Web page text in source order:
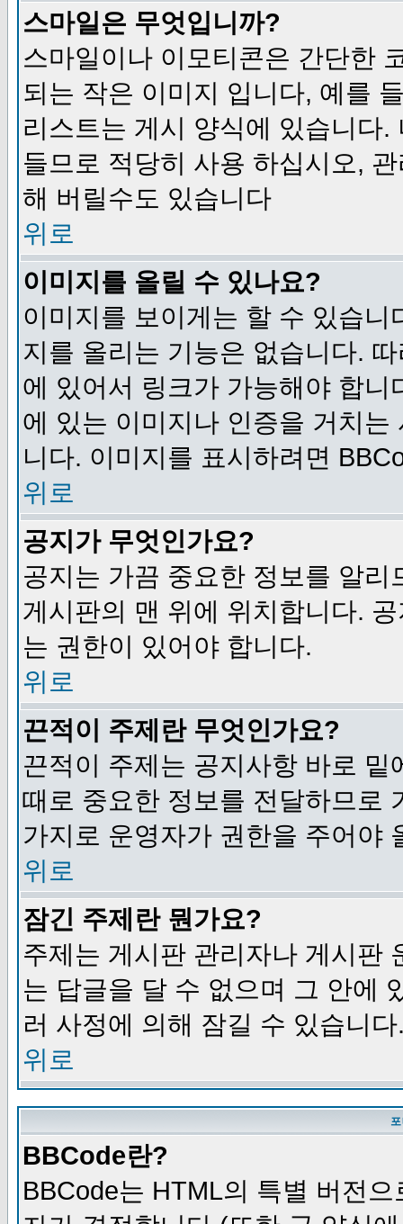
스마일은 무엇입니까?
스마일이나 이모티콘은 간단한
되는 작은 이미지 입니다, 예를
리스트는 게시 양식에 있습니다
들므로 적당히 사용 하십시오,
해 버릴수도 있습니다
위로
이미지를 올릴 수 있나요?
이미지를 보이게는 할 수 있습
지를 올리는 기능은 없습니다.
에 있어서 링크가 가능해야 합
에 있는 이미지나 인증을 거치
니다. 이미지를 표시하려면
위로
공지가 무엇인가요?
공지는 가끔 중요한 정보를 알
게시판의 맨 위에 위치합니다.
는 권한이 있어야 합니다.
위로
끈적이 주제란 무엇인가요?
끈적이 주제는 공지사항 바로
때로 중요한 정보를 전달하므로
가지로 운영자가 권한을 주어야
위로
잠긴 주제란 뭔가요?
주제는 게시판 관리자나 게시판
는 답글을 달 수 없으며 그 안에
러 사정에 의해 잠길 수 있습니다
위로
BBCode란?
BBCode는 HTML의 특별 버전